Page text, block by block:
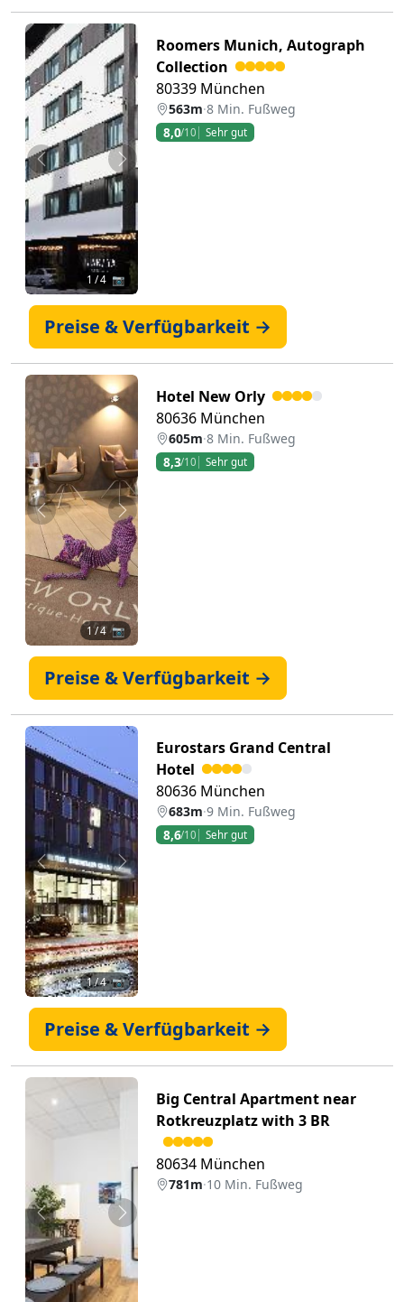
Zurück Weiter
1 / 4 📷
Roomers Munich, Autograph
Collection
80339 München
563m·8 Min. Fußweg
8,0/10 Sehr gut
Preise & Verfügbarkeit →
Zurück Weiter
1/ 4 📷
Hotel New Orly
80636 München
605m·8 Min. Fußweg
8,3/10 Sehr gut
Preise & Verfügbarkeit →
Zurück Weiter
1/ 4 📷
Eurostars Grand Central
Hotel
80636 München
683m·9 Min. Fußweg
8,6/10 Sehr gut
Preise & Verfügbarkeit →
Zurück Weiter
Big Central Apartment near
Rotkreuzplatz with 3 BR
80634 München
781m·10 Min. Fußweg